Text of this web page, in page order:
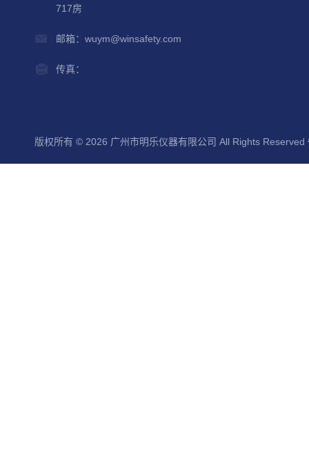
717房
邮箱：wuym@winsafety.com
传真：
版权所有 © 2026 广州市明乐仪器有限公司 All Rights Reserved